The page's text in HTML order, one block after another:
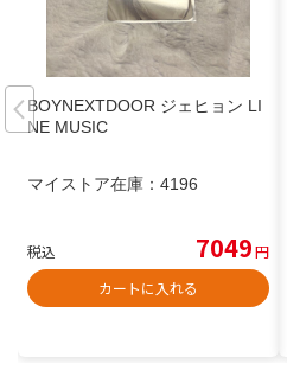
BOYNEXTDOOR ジェヒョン LI
NE MUSIC
マイストア在庫： 4196
税込 7049円
カートに入れる